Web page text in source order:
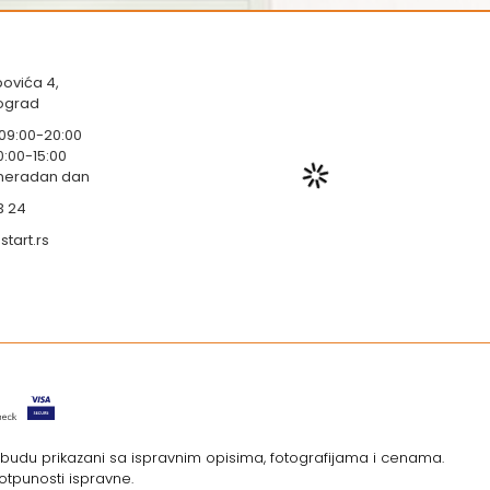
4,
20:00
15:00
dan
24
prikazani sa ispravnim opisima, fotografijama i cenama.
ispravne.